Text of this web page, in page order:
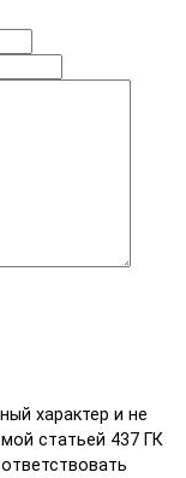
характер и не
статьей 437 ГК